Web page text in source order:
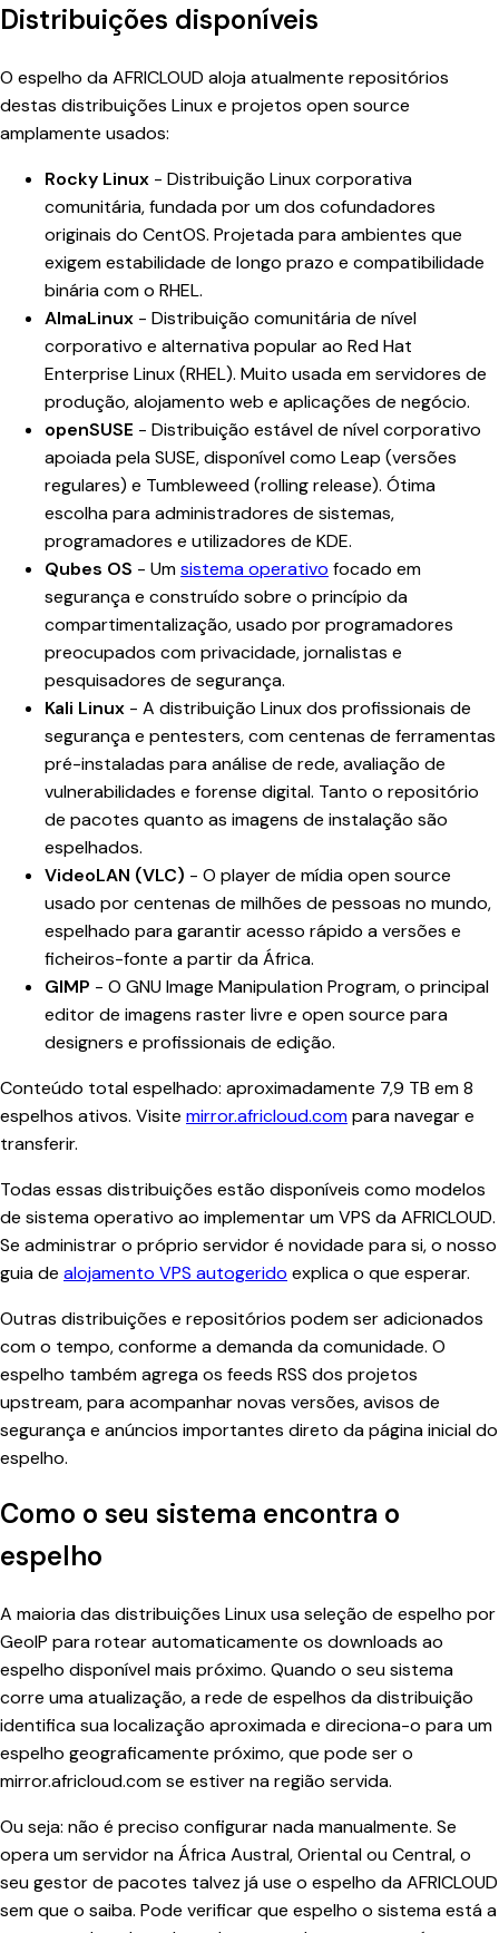
Distribuições disponíveis
O espelho da AFRICLOUD aloja atualmente repositórios
destas distribuições Linux e projetos open source
amplamente usados:
Rocky Linux - Distribuição Linux corporativa
comunitária, fundada por um dos cofundadores
originais do CentOS. Projetada para ambientes que
exigem estabilidade de longo prazo e compatibilidade
binária com o RHEL.
AlmaLinux - Distribuição comunitária de nível
corporativo e alternativa popular ao Red Hat
Enterprise Linux (RHEL). Muito usada em servidores de
produção, alojamento web e aplicações de negócio.
openSUSE - Distribuição estável de nível corporativo
apoiada pela SUSE, disponível como Leap (versões
regulares) e Tumbleweed (rolling release). Ótima
escolha para administradores de sistemas,
programadores e utilizadores de KDE.
Qubes OS - Umsistema operativo focado em
segurança e construído sobre o princípio da
compartimentalização, usado por programadores
preocupados com privacidade, jornalistas e
pesquisadores de segurança.
Kali Linux - A distribuição Linux dos profissionais de
segurança e pentesters, com centenas de ferramentas
pré-instaladas para análise de rede, avaliação de
vulnerabilidades e forense digital. Tanto o repositório
de pacotes quanto as imagens de instalação são
espelhados.
VideoLAN (VLC) - O player de mídia open source
usado por centenas de milhões de pessoas no mundo,
espelhado para garantir acesso rápido a versões e
ficheiros-fonte a partir da África.
GIMP - O GNU Image Manipulation Program, o principal
editor de imagens raster livre e open source para
designers e profissionais de edição.
Conteúdo total espelhado: aproximadamente 7,9 TB em 8
espelhos ativos. Visite mirror.africloud.compara navegar e
transferir.
Todas essas distribuições estão disponíveis como modelos
de sistema operativo ao implementar um VPS da AFRICLOUD.
Se administrar o próprio servidor é novidade para si, o nosso
guia de alojamento VPS autogerido explica o que esperar.
Outras distribuições e repositórios podem ser adicionados
com o tempo, conforme a demanda da comunidade. O
espelho também agrega os feeds RSS dos projetos
upstream, para acompanhar novas versões, avisos de
segurança e anúncios importantes direto da página inicial do
espelho.
Como o seu sistema encontra o
espelho
A maioria das distribuições Linux usa seleção de espelho por
GeoIP para rotear automaticamente os downloads ao
espelho disponível mais próximo. Quando o seu sistema
corre uma atualização, a rede de espelhos da distribuição
identifica sua localização aproximada e direciona-o para um
espelho geograficamente próximo, que pode ser o
mirror.africloud.com se estiver na região servida.
Ou seja: não é preciso configurar nada manualmente. Se
opera um servidor na África Austral, Oriental ou Central, o
seu gestor de pacotes talvez já use o espelho da AFRICLOUD
sem que o saiba. Pode verificar que espelho o sistema está a